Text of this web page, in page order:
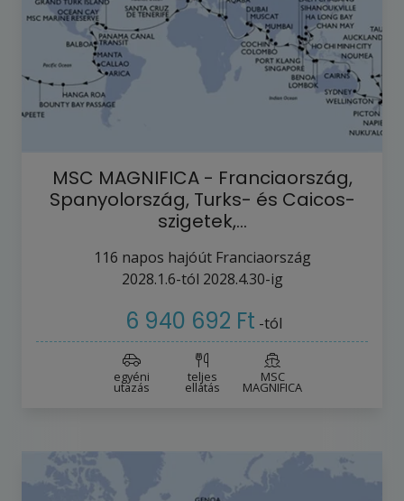
MSC MAGNIFICA - Franciaország,
Spanyolország, Turks- és Caicos-
szigetek,…
116 napos hajóút Franciaország
2028.1.6-tól 2028.4.30-ig
6 940 692 Ft -tól
egyéni
utazás
teljes
ellátás
MSC
MAGNIFICA